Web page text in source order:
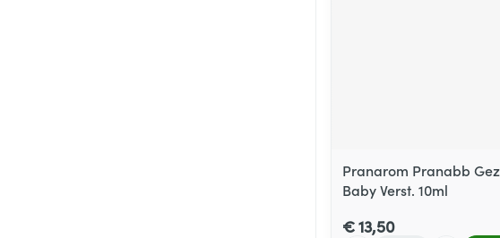
Pranarom Pranabb
Baby Verst. 10ml
€ 13,50